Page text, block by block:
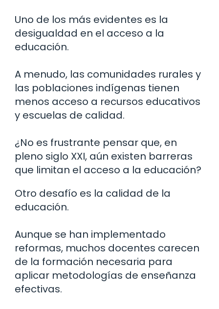
Uno de los más evidentes es la
desigualdad en el acceso a la
educación.
A menudo, las comunidades rurales y
las poblaciones indígenas tienen
menos acceso a recursos educativos
y escuelas de calidad.
¿No es frustrante pensar que, en
pleno siglo XXI, aún existen barreras
que limitan el acceso a la educación?
Otro desafío es la calidad de la
educación.
Aunque se han implementado
reformas, muchos docentes carecen
de la formación necesaria para
aplicar metodologías de enseñanza
efectivas.